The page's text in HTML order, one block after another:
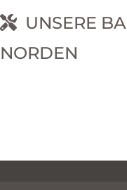
UNSERE
NORDEN